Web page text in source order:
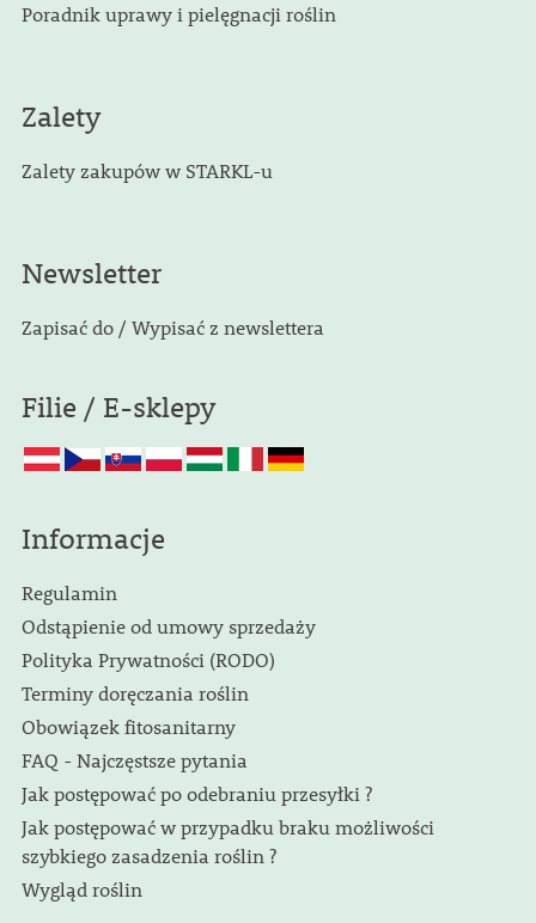
Poradnik uprawy i pielęgnacji roślin
Zalety
Zalety zakupów w STARKL-u
Newsletter
Zapisać do / Wypisać z newslettera
Filie / E-sklepy
Informacje
Regulamin
Odstąpienie od umowy sprzedaży
Polityka Prywatności (RODO)
Terminy doręczania roślin
Obowiązek fitosanitarny
FAQ - Najczęstsze pytania
Jak postępować po odebraniu przesyłki ?
Jak postępować w przypadku braku możliwości
szybkiego zasadzenia roślin ?
Wygląd roślin